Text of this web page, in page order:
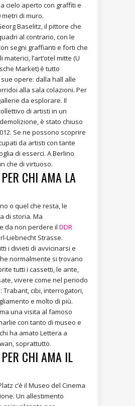
cielo aperto con graffiti e
di muro.
Baselitz, il pittore che
al contrario, con le
segni graffianti e forti che
l’art’otel mitte (U
Market) è tutto
opere: dalla hall alle
alla sala colazioni. Per
da esplorare. Il
di artisti in un
è stato chiuso
Se ne possono scoprire
da artisti con tante
di esserci. A Berlino
che di virtuoso.
CHI AMA LA
o quel che resta, le
di storia. Ma
da non perdere il DDR
Liebnecht Strasse.
i divieti di avvicinarsi e
normalmente si trovano
tutti i cassetti, le ante,
vivere come nel periodo
Trabant, cibi, interrogatori,
e molto di più.
una visita al famoso
con tanto di museo e
ha amato Lettera a
soprattutto.
CHI AMA IL
c’è il Museo del Cinema
Un allestimento